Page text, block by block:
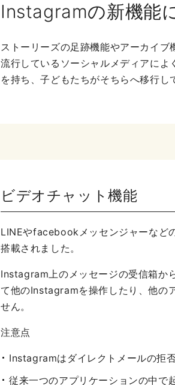
Instagramの新機能
ストーリーズの足跡機能やアーカイ
流行しているソーシャルメディアに
を持ち、子どもたちがそちらへ移行
ビデオチャット機能
LINEやfacebookメッセンジャーなど
搭載されました。
Instagram上のメッセージの受信箱か
て他のInstagramを操作したり、他の
せん。
注意点
Instagramはダイレクトメールの拒
従来一つのアプリケーションの中で